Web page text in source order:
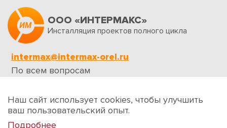
ООО «ИНТЕРМАКС»
Инсталляция проектов полного цикла
intermax@intermax-orel.ru
По всем вопросам
Обратная связь
Наш сайт использует cookies, чтобы улучшить
ваш пользовательский опыт.
Подробнее